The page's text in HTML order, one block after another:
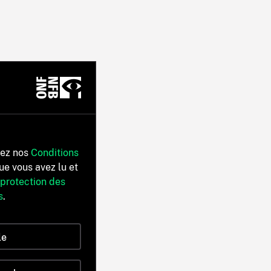
nos Conditions
vous avez lu et
des
.